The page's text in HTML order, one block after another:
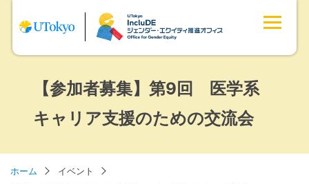
【参加者募集】第9回 医学系
キャリア支援のための交流会
ホーム
イベント